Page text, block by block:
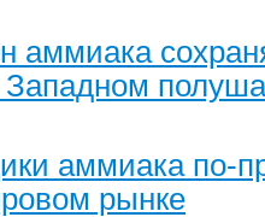
аммиака
Западном
аммиака по-
рынке